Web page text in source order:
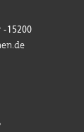
-15200